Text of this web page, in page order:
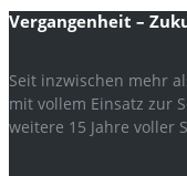
Vergangenheit –
Seit inzwischen mehr
mit vollem Einsatz zur
weitere 15 Jahre voller